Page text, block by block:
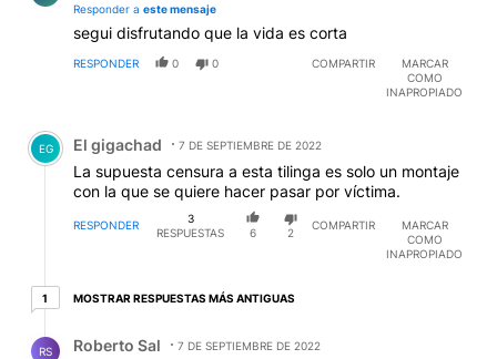
Responder a este mensaje
segui disfrutando que la vida es corta
RESPONDER 0 0 COMPARTIR
MARCAR
COMO
INAPROPIADO
Comentario de El gigachad.
EG El gigachad 7 DE SEPTIEMBRE DE 2022
La supuesta censura a esta tilinga es solo un montaje
con la que se quiere hacer pasar por víctima.
RESPONDER
3
RESPUESTAS
6 2
COMPARTIR
MARCAR
COMO
INAPROPIADO
11 respuesta más antiguas
MOSTRAR RESPUESTAS MÁS ANTIGUAS
RS Roberto Sal
7 DE SEPTIEMBRE DE 2022